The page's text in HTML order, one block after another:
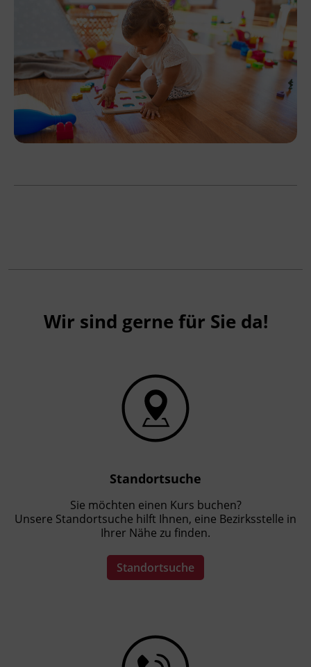
Wir sind gerne für Sie da!
Standortsuche
Sie möchten einen Kurs buchen?
Unsere Standortsuche hilft Ihnen, eine Bezirksstelle in
Ihrer Nähe zu finden.
Standortsuche